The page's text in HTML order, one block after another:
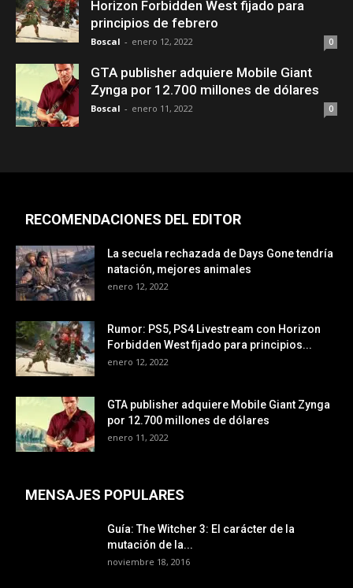
Horizon Forbidden West fijado para
principios de febrero
Boscal - enero 12, 2022 0
GTA publisher adquiere Mobile Giant
Zynga por 12.700 millones de dólares
Boscal - enero 11, 2022 0
RECOMENDACIONES DEL EDITOR
La secuela rechazada de Days Gone tendría
natación, mejores animales
enero 12, 2022
Rumor: PS5, PS4 Livestream con Horizon
Forbidden West fijado para principios...
enero 12, 2022
GTA publisher adquiere Mobile Giant Zynga
por 12.700 millones de dólares
enero 11, 2022
MENSAJES POPULARES
Guía: The Witcher 3: El carácter de la
mutación de la...
noviembre 18, 2016